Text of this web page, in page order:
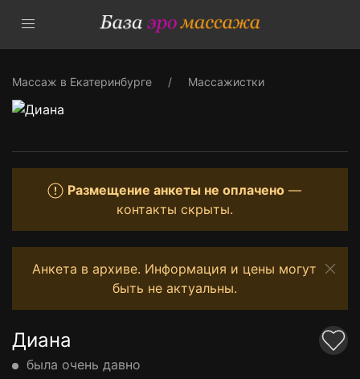
Массаж в Екатеринбурге Массажистки
Размещение анкеты не оплачено —
контакты скрыты.
Анкета в архиве. Информация и цены могут
быть не актуальны.
Диана
была очень давно